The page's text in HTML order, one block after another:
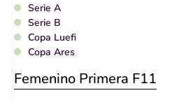
Serie A
Serie B
Copa Luefi
Copa Ares
Femenino Primera F11